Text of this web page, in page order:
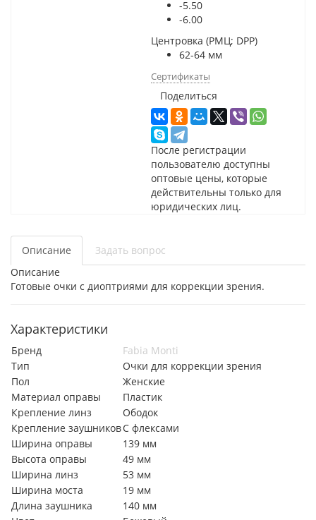
-5.50
-6.00
Центровка (РМЦ; DPP)
62-64 мм
Сертификаты
Поделиться
После регистрации
пользователю доступны
оптовые цены, которые
действительны только для
юридических лиц.
Описание
Задать вопрос
Описание
Готовые очки с диоптриями для коррекции зрения.
Характеристики
Бренд
Fabia Monti
Тип
Очки для коррекции зрения
Пол
Женские
Материал оправы
Пластик
Крепление линз
Ободок
Крепление заушниковС флексами
Ширина оправы
139 мм
Высота оправы
49 мм
Ширина линз
53 мм
Ширина моста
19 мм
Длина заушника
140 мм